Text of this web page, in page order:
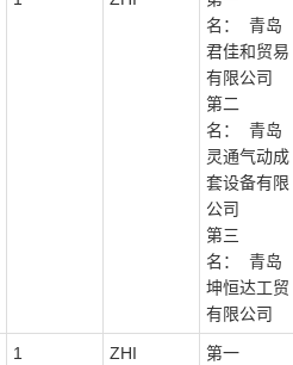
名： 青岛
君佳和贸易
有限公司
第二
名： 青岛
灵通气动成
套设备有限
公司
第三
名： 青岛
坤恒达工贸
有限公司
1 ZHI
第一